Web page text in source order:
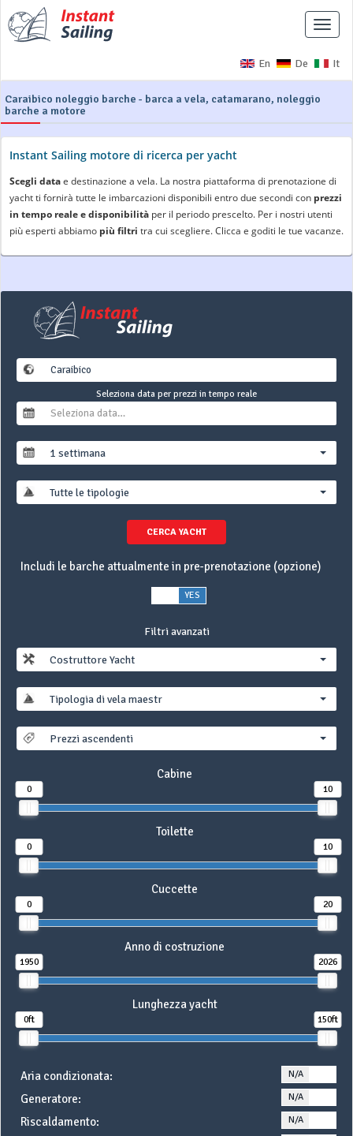
En De It
Caraibico noleggio barche - barca a vela, catamarano, noleggio
barche a motore
Instant Sailing motore di ricerca per yacht
Scegli datae destinazione a vela. La nostra piattaforma di prenotazione di
yacht ti fornirà tutte le imbarcazioni disponibili entro due secondi con prezzi
in tempo reale e disponibilità per il periodo prescelto. Per i nostri utenti
più esperti abbiamo più filtri tra cui scegliere. Clicca e goditi le tue vacanze.
Seleziona data per prezzi in tempo reale
1 settimana
Tutte le tipologie
CERCA YACHT
Includi le barche attualmente in pre-prenotazione (opzione)
YES
Filtri avanzati
Costruttore Yacht
Tipologia di vela maestra
Prezzi ascendenti
Cabine
0 10
Toilette
0 10
Cuccette
0 20
Anno di costruzione
1950 2026
Lunghezza yacht
0ft 150ft
Aria condizionata: N/A
Generatore: N/A
Riscaldamento: N/A